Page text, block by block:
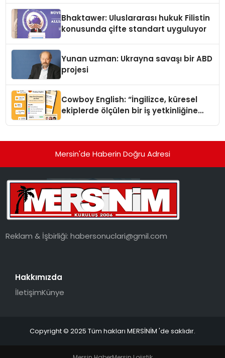
Bhaktawer: Uluslararası hukuk Filistin
konusunda çifte standart uyguluyor
Yunan uzman: Ukrayna savaşı bir ABD
projesi
Cowboy English: “İngilizce, küresel
ekiplerde ölçülen bir iş yetkinliğine
Mersin'de Haberin Doğru Adresi
Reklam & İşbirliği:habersonuclari@gmil.com
Hakkımızda
İletişimKünye
Copyright © 2025 Tüm hakları MERSİNİM 'de saklıdır.